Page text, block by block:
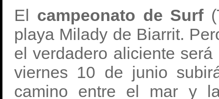
El campeonato de Surf
playa Milady de Biarrit.
el verdadero aliciente será
viernes 10 de junio
camino entre el mar y